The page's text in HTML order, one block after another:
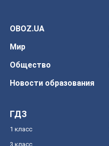
OBOZ.UA
Мир
Общество
Новости образования
ГДЗ
1 класс
3 класс